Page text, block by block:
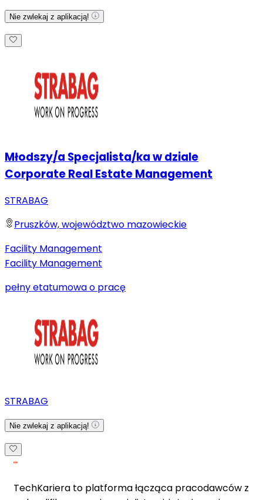
Nie zwlekaj z aplikacją!
Młodszy/a Specjalista/ka w dziale
Corporate Real Estate Management
STRABAG
Pruszków, województwo mazowieckie
Facility Management
Facility Management
pełny etatumowa o pracę
STRABAG
Nie zwlekaj z aplikacją!
TechKariera to platforma łącząca pracodawców z